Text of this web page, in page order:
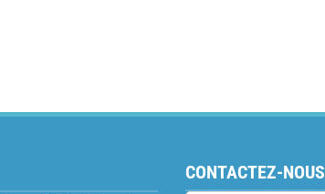
CONTACTEZ-NOUS